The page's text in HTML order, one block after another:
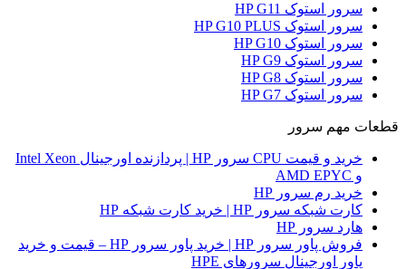
سرور استوک HP G11
سرور استوک HP G10 PLUS
سرور استوک HP G10
سرور استوک HP G9
سرور استوک HP G8
سرور استوک HP G7
قطعات مهم سرور
خرید و قیمت CPU سرور HP | پردازنده اورجینال Intel Xeon
و AMD EPYC
خرید رم سرور HP
کارت شبکه سرور HP | خرید کارت شبکه HP
هارد سرور HP
فروش پاور سرور HP | خرید پاور سرور HP – قیمت و خرید
پاور اورجینال سرورهای HPE